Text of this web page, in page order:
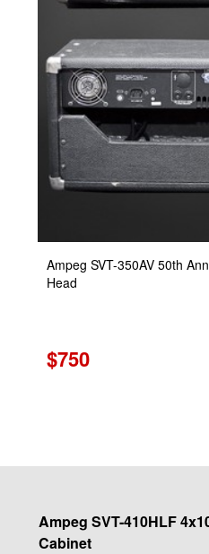
Ampeg SVT-350AV 50th
Head
$750
Ampeg SVT-410HLF
Cabinet